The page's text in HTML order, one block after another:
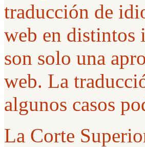
traducción de
web en distintos
son solo una
web. La
algunos casos
La Corte